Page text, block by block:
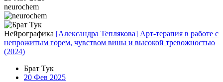
neurochem
Нейрографика [Александра Теплякова] Арт-терапия в работе с
непрожитым горем, чувством вины и высокой тревожностью
(2024)
Брат Тук
20 Фев 2025